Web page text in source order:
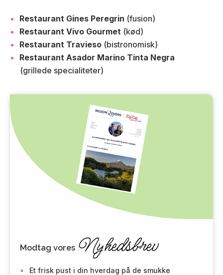
Restaurant Gines Peregrin (fusion)
Restaurant Vivo Gourmet (kød)
Restaurant Travieso (bistronomisk)
Restaurant Asador Marino Tinta Negra
(grillede specialiteter)
Modtag vores Nyhedsbrev
Et frisk pust i din hverdag på de smukke